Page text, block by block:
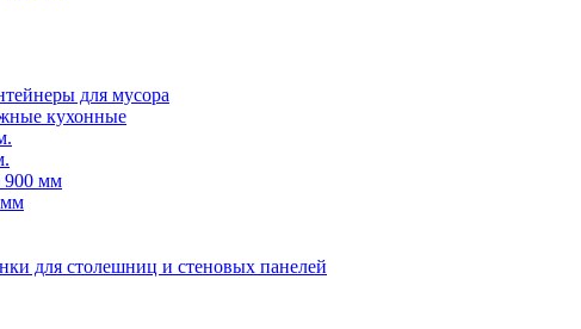
для мусора
кухонные
900 мм
мм
для столешниц и стеновых панелей